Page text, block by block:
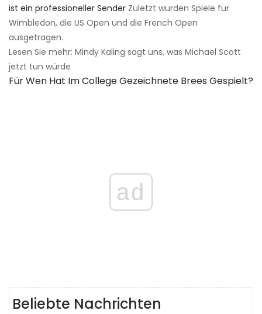
ist ein professioneller Sender Zuletzt wurden Spiele für
Wimbledon, die US Open und die French Open
ausgetragen.
Lesen Sie mehr: Mindy Kaling sagt uns, was Michael Scott
jetzt tun würde
Für Wen Hat Im College Gezeichnete Brees Gespielt?
ad
Beliebte Nachrichten